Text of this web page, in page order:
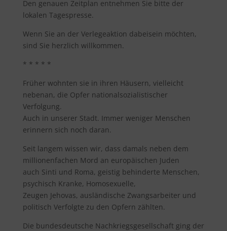
Den genauen Zeitplan entnehmen Sie bitte der
lokalen Tagespresse.
Wenn Sie an der Verlegeaktion dabeisein möchten,
sind Sie herzlich willkommen.
* * * * *
Früher wohnten sie in ihren Häusern, vielleicht
nebenan, die Opfer nationalsozialistischer
Verfolgung.
Auch in unserer Stadt. Immer weniger Menschen
erinnern sich noch daran.
Seit langem wissen wir, dass damals neben dem
millionenfachen Mord an europäischen Juden
auch Sinti und Roma, geistig behinderte Menschen,
psychisch Kranke, Homosexuelle,
Zeugen Jehovas, ausländische Zwangsarbeiter und
politisch Verfolgte zu den Opfern zählten.
Die bundesdeutsche Nachkriegsgesellschaft ging der